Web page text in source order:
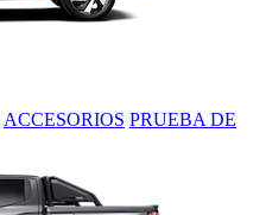
ACCESORIOS PRUEBA DE